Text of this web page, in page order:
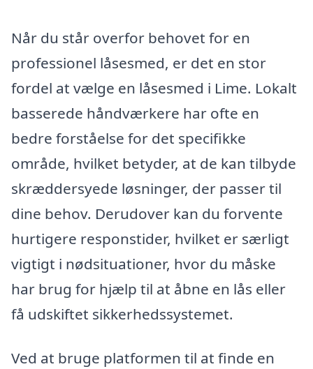
Når du står overfor behovet for en
professionel låsesmed, er det en stor
fordel at vælge en låsesmed i Lime. Lokalt
basserede håndværkere har ofte en
bedre forståelse for det specifikke
område, hvilket betyder, at de kan tilbyde
skræddersyede løsninger, der passer til
dine behov. Derudover kan du forvente
hurtigere responstider, hvilket er særligt
vigtigt i nødsituationer, hvor du måske
har brug for hjælp til at åbne en lås eller
få udskiftet sikkerhedssystemet.
Ved at bruge platformen til at finde en